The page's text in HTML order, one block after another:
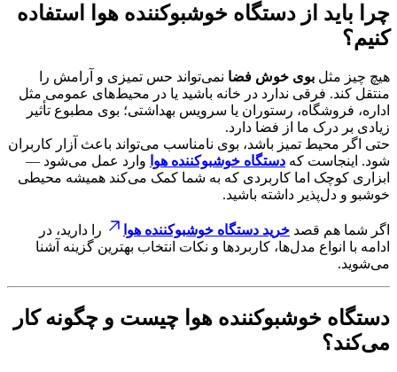
چرا باید از دستگاه خوشبوکننده هوا استفاده
کنیم؟
هیچ چیز مثل بوی خوش فضا نمی‌تواند حس تمیزی و آرامش را
منتقل کند. فرقی ندارد در خانه باشید یا در محیط‌های عمومی مثل
اداره، فروشگاه، رستوران یا سرویس بهداشتی؛ بوی مطبوع تأثیر
زیادی بر درک ما از فضا دارد.
حتی اگر محیط تمیز باشد، بوی نامناسب می‌تواند باعث آزار کاربران
شود. اینجاست که دستگاه خوشبوکننده هوا وارد عمل می‌شود —
ابزاری کوچک اما کاربردی که به شما کمک می‌کند همیشه محیطی
خوشبو و دل‌پذیر داشته باشید.
اگر شما هم قصد خرید دستگاه خوشبوکننده هوا
را دارید، در
ادامه با انواع مدل‌ها، کاربردها و نکات انتخاب بهترین گزینه آشنا
می‌شوید.
دستگاه خوشبوکننده هوا چیست و چگونه کار
می‌کند؟